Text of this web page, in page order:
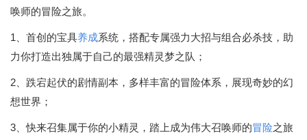
唤师的冒险之旅。
1、首创的宝具养成系统，搭配专属强力大招与组合必杀技，助
力你打造出独属于自己的最强精灵梦之队；
2、跌宕起伏的剧情副本，多样丰富的冒险体系，展现奇妙的幻
想世界；
3、快来召集属于你的小精灵，踏上成为伟大召唤师的冒险之旅